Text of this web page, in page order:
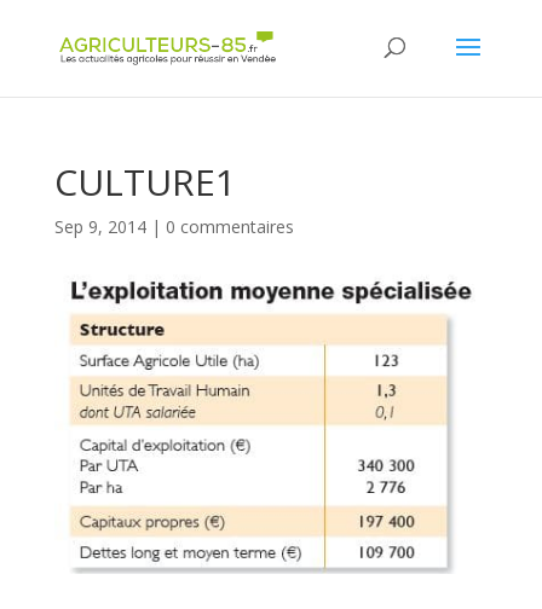
CULTURE1
Sep 9, 2014| 0 commentaires